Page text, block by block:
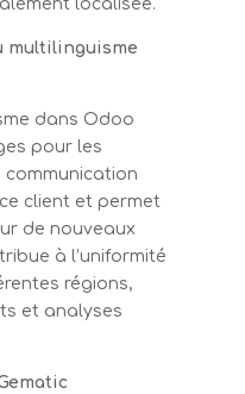
localisée.
multilinguisme
dans Odoo
pour les
communication
client et permet
de nouveaux
à l’uniformité
régions,
et analyses